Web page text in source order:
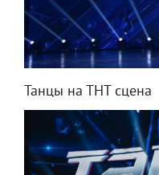
Танцы на ТНТ сцена